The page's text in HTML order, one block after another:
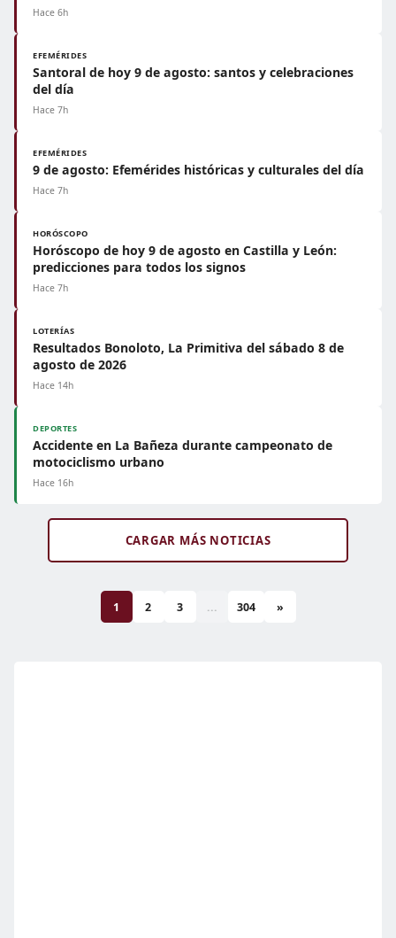
Hace 6h
EFEMÉRIDES
Santoral de hoy 9 de agosto: santos y celebraciones
del día
Hace 7h
EFEMÉRIDES
9 de agosto: Efemérides históricas y culturales del día
Hace 7h
HORÓSCOPO
Horóscopo de hoy 9 de agosto en Castilla y León:
predicciones para todos los signos
Hace 7h
LOTERÍAS
Resultados Bonoloto, La Primitiva del sábado 8 de
agosto de 2026
Hace 14h
DEPORTES
Accidente en La Bañeza durante campeonato de
motociclismo urbano
Hace 16h
CARGAR MÁS NOTICIAS
1 2 3 ... 304 »